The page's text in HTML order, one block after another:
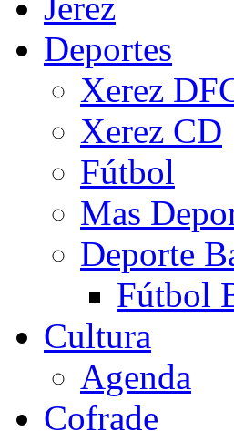
Deportes
Xerez
Xerez CD
Fútbol
Mas
Deporte
Fútbol
Cultura
Agenda
Cofrade